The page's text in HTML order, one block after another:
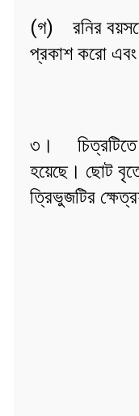
(গ) রনির বয়সকে
প্রকাশ করো
৩। চিত্রটিতে
হয়েছে। ছোট
ত্রিভুজটির